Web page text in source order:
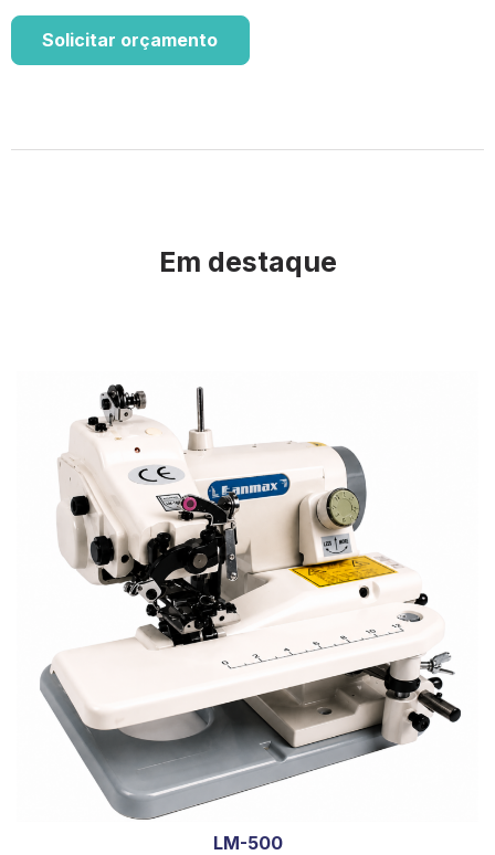
Solicitar orçamento
Em destaque
LM-500